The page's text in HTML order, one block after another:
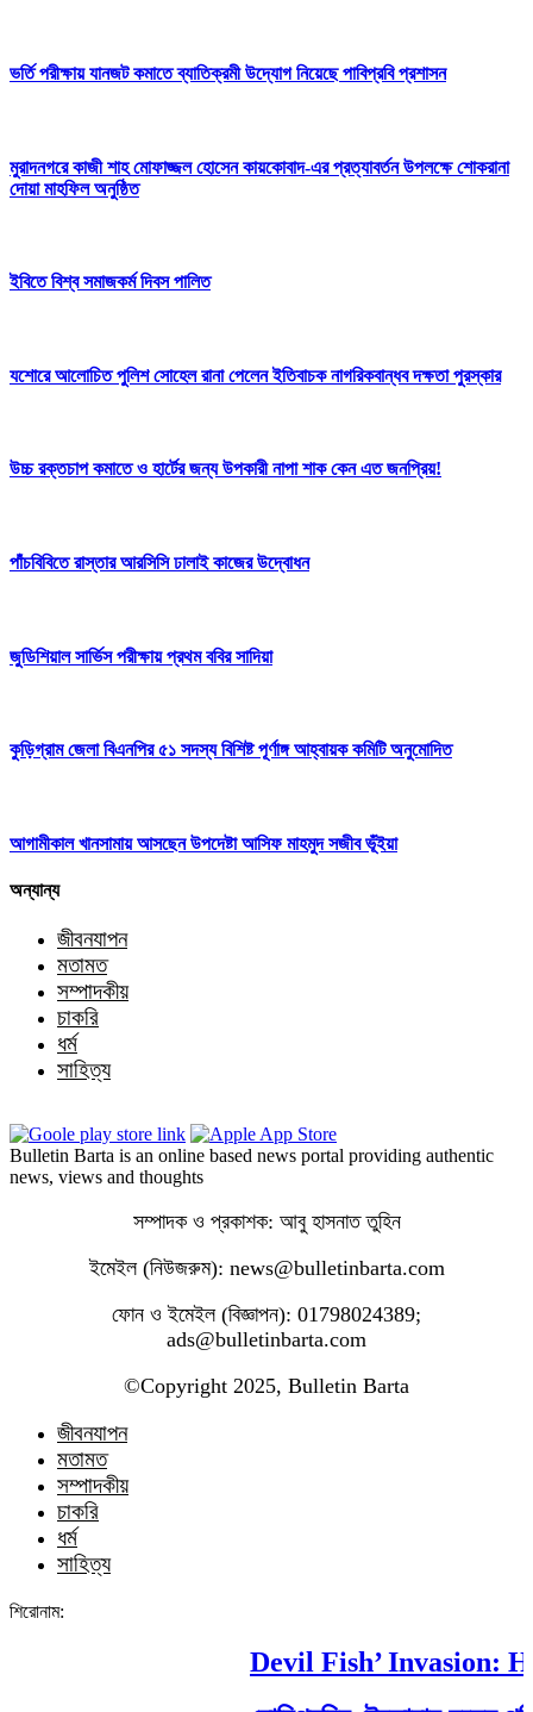
ভর্তি পরীক্ষায় যানজট কমাতে ব্যাতিক্রমী উদ্যোগ নিয়েছে পাবিপ্রবি প্রশাসন
মুরাদনগরে কাজী শাহ মোফাজ্জল হোসেন কায়কোবাদ-এর প্রত্যাবর্তন উপলক্ষে শোকরানা
দোয়া মাহফিল অনুষ্ঠিত
ইবিতে বিশ্ব সমাজকর্ম দিবস পালিত
যশোরে আলোচিত পুলিশ সোহেল রানা পেলেন ইতিবাচক নাগরিকবান্ধব দক্ষতা পুরস্কার
উচ্চ রক্তচাপ কমাতে ও হার্টের জন্য উপকারী নাপা শাক কেন এত জনপ্রিয়!
পাঁচবিবিতে রাস্তার আরসিসি ঢালাই কাজের উদ্বোধন
জুডিশিয়াল সার্ভিস পরীক্ষায় প্রথম ববির সাদিয়া
কুড়িগ্রাম জেলা বিএনপির ৫১ সদস্য বিশিষ্ট পূর্ণাঙ্গ আহ্বায়ক কমিটি অনুমোদিত
আগামীকাল খানসামায় আসছেন উপদেষ্টা আসিফ মাহমুদ সজীব ভূঁইয়া
অন্যান্য
জীবনযাপন
মতামত
সম্পাদকীয়
চাকরি
ধর্ম
সাহিত্য
Bulletin Barta is an online based news portal providing authentic
news, views and thoughts
সম্পাদক ও প্রকাশক: আবু হাসনাত তুহিন
ইমেইল (নিউজরুম): news@bulletinbarta.com
ফোন ও ইমেইল (বিজ্ঞাপন): 01798024389;
ads@bulletinbarta.com
©️Copyright 2025, Bulletin Barta
জীবনযাপন
মতামত
সম্পাদকীয়
চাকরি
ধর্ম
সাহিত্য
শিরোনাম:
Devil Fish’ Invasion: